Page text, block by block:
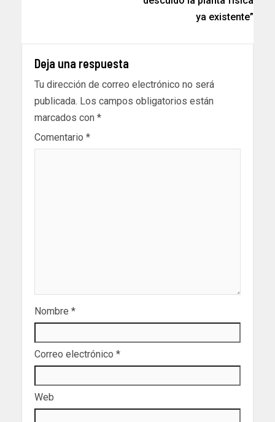
ya existente”
Deja una respuesta
Tu dirección de correo electrónico no será
publicada. Los campos obligatorios están
marcados con *
Comentario *
Nombre *
Correo electrónico *
Web